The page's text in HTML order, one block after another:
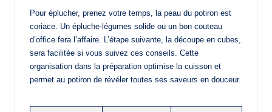
Pour éplucher, prenez votre temps, la peau du potiron est
coriace. Un épluche-légumes solide ou un bon couteau
d’office fera l’affaire. L’étape suivante, la découpe en cubes,
sera facilitée si vous suivez ces conseils. Cette
organisation dans la préparation optimise la cuisson et
permet au potiron de révéler toutes ses saveurs en douceur.